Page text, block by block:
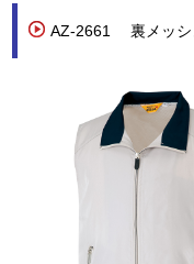
AZ-2661 裏メッシ